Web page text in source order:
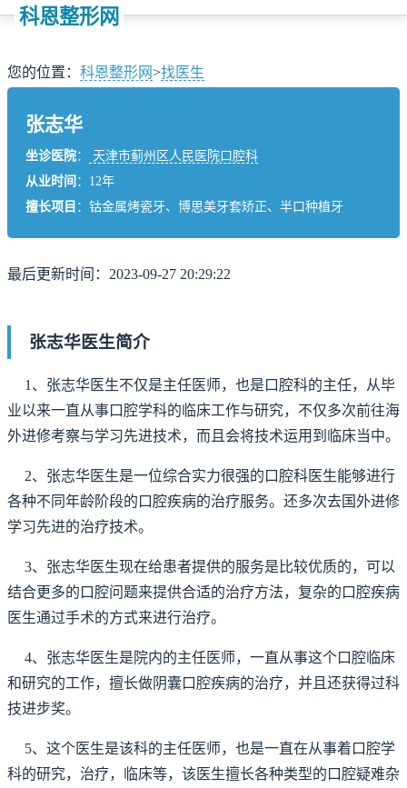
科恩整形网
您的位置： 科恩整形网>找医生
张志华
坐诊医院：
天津市蓟州区人民医院口腔科
从业时间 ：12年
擅长项目 ：钴金属烤瓷牙、博思美牙套矫正、半口种植牙
最后更新时间：2023-09-27 20:29:22
张志华医生简介
1、张志华医生不仅是主任医师，也是口腔科的主任，从毕
业以来一直从事口腔学科的临床工作与研究，不仅多次前往海
外进修考察与学习先进技术，而且会将技术运用到临床当中。
2、张志华医生是一位综合实力很强的口腔科医生能够进行
各种不同年龄阶段的口腔疾病的治疗服务。还多次去国外进修
学习先进的治疗技术。
3、张志华医生现在给患者提供的服务是比较优质的，可以
结合更多的口腔问题来提供合适的治疗方法，复杂的口腔疾病
医生通过手术的方式来进行治疗。
4、张志华医生是院内的主任医师，一直从事这个口腔临床
和研究的工作，擅长做阴囊口腔疾病的治疗，并且还获得过科
技进步奖。
5、这个医生是该科的主任医师，也是一直在从事着口腔学
科的研究，治疗，临床等，该医生擅长各种类型的口腔疑难杂